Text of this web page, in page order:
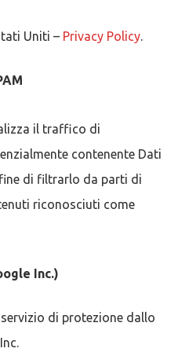
Uniti –Privacy Policy.
il traffico di
contenente Dati
di filtrarlo da parti di
riconosciuti come
Inc.)
servizio di protezione dallo